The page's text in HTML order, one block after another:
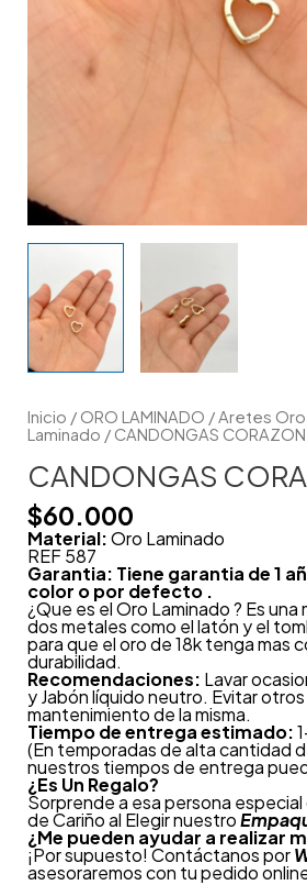
Inicio / ORO LAMINADO / Aretes Oro
Laminado / CANDONGAS CORAZON
CANDONGAS
$60.000
Material:Oro Laminado
REF 587
Garantia: Tiene garantia de 1
color o por defecto .
¿Que es el Oro Laminado ? Es una
dos metales como el latón y el
para que el oro de 18k tenga mas
durabilidad.
Recomendaciones: Lavar
y Jabón líquido neutro. Evitar
mantenimiento de la misma.
Tiempo de entrega estimado:
(En temporadas de alta cantidad
nuestros tiempos de entrega
¿Es Un Regalo?
Sorprende a esa persona
de Cariño al Elegir nuestro
¿Me pueden ayudar a realizar
¡Por supuesto! Contáctanos por
asesoraremos con tu pedido